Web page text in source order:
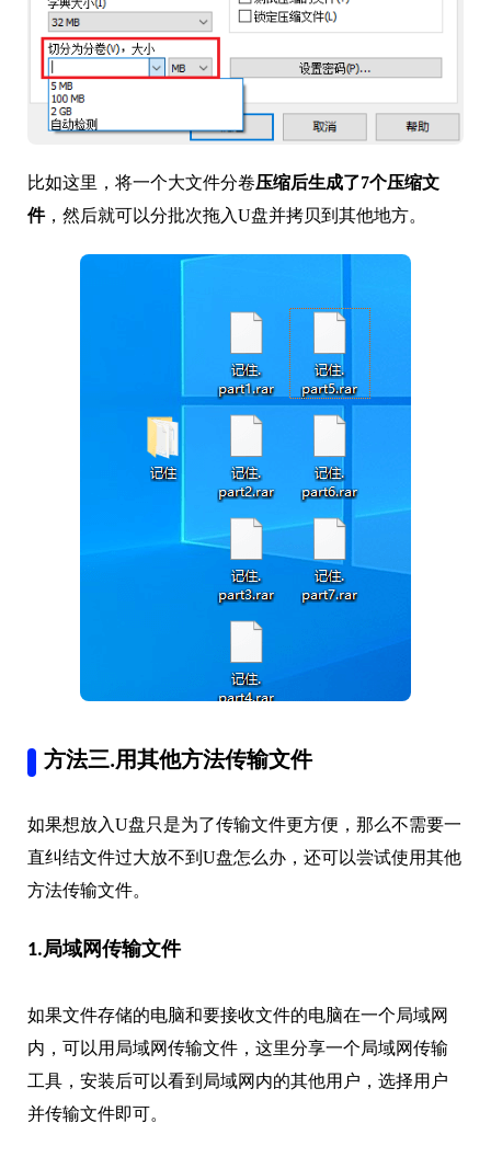
比如这里，将一个大文件分卷压缩后生成了7个压缩文
件，然后就可以分批次拖入U盘并拷贝到其他地方。
方法三.用其他方法传输文件
如果想放入U盘只是为了传输文件更方便，那么不需要一
直纠结文件过大放不到U盘怎么办，还可以尝试使用其他
方法传输文件。
1.局域网传输文件
如果文件存储的电脑和要接收文件的电脑在一个局域网
内，可以用局域网传输文件，这里分享一个局域网传输
工具，安装后可以看到局域网内的其他用户，选择用户
并传输文件即可。